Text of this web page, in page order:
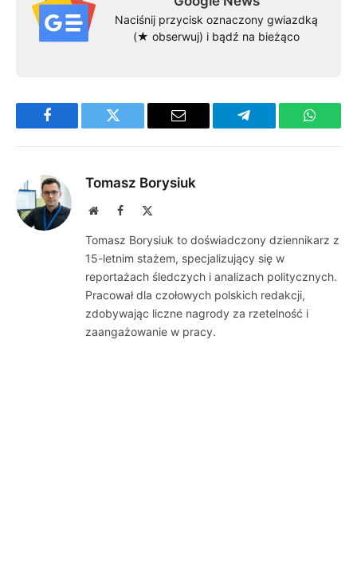
Naciśnij przycisk oznaczony gwiazdką
(★ obserwuj) i bądź na bieżąco
Facebook Twitter Email Telegram
Tomasz Borysiuk
WebsiteFacebook
Tomasz Borysiuk to doświadczony dziennikarz z
15-letnim stażem, specjalizujący się w
reportażach śledczych i analizach politycznych.
Pracował dla czołowych polskich redakcji,
zdobywając liczne nagrody za rzetelność i
zaangażowanie w pracy.